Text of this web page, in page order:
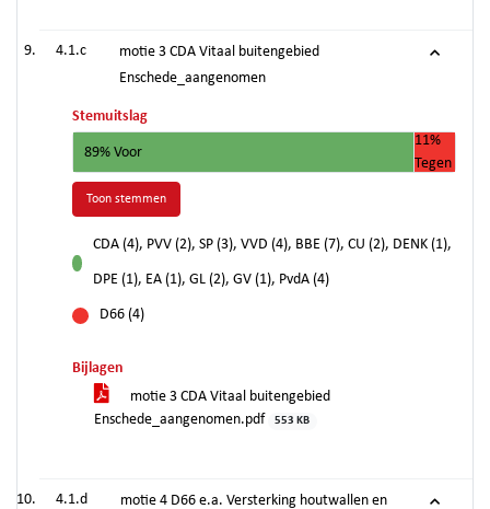
4.1.c
motie 3 CDA Vitaal buitengebied
Enschede_aangenomen
Stemuitslag
89% Voor
11%
Tegen
Toon stemmen
voor
CDA (4), PVV (2), SP (3), VVD (4), BBE (7), CU (2), DENK (1),
DPE (1), EA (1), GL (2), GV (1), PvdA (4)
D66 (4)
Bijlagen
motie 3 CDA Vitaal buitengebied
Enschede_aangenomen.pdf
553 KB
4.1.d motie 4 D66 e.a. Versterking houtwallen en